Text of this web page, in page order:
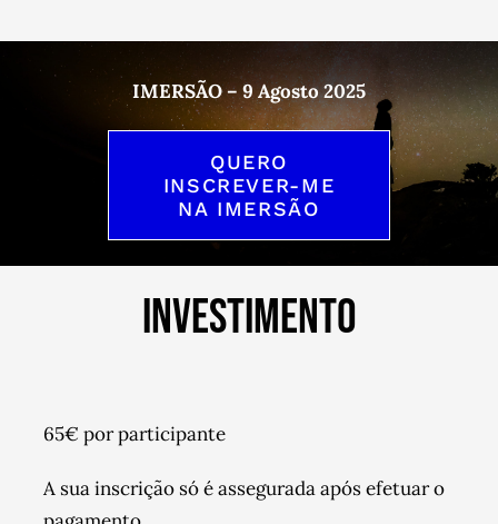
IMERSÃO – 9 Agosto 2025
QUERO
INSCREVER-ME
NA IMERSÃO
INVESTIMENTO
65€ por participante
A sua inscrição só é assegurada após efetuar o